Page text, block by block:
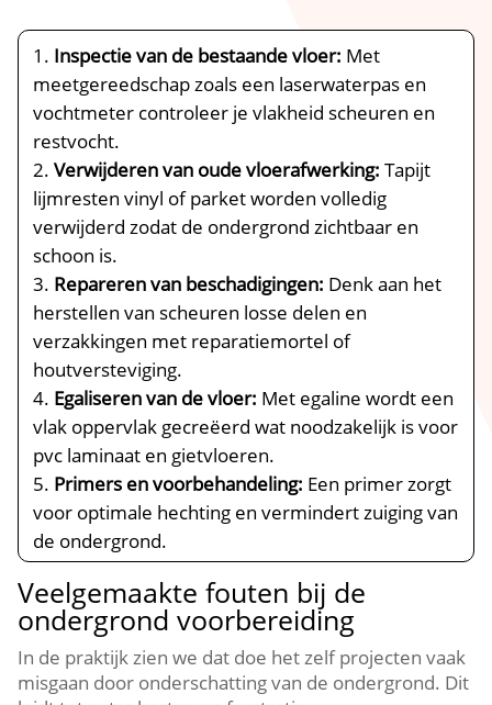
Inspectie van de bestaande vloer: Met
meetgereedschap zoals een laserwaterpas en
vochtmeter controleer je vlakheid scheuren en
restvocht.​
Verwijderen van oude vloerafwerking: Tapijt
lijmresten vinyl of parket worden volledig
verwijderd zodat de ondergrond zichtbaar en
schoon is.​
Repareren van beschadigingen: Denk aan het
herstellen van scheuren losse delen en
verzakkingen met reparatiemortel of
houtversteviging.​
Egaliseren van de vloer: Met egaline wordt een
vlak oppervlak gecreëerd wat noodzakelijk is voor
pvc laminaat en gietvloeren.​
Primers en voorbehandeling: Een primer zorgt
voor optimale hechting en vermindert zuiging van
de ondergrond.​
Veelgemaakte fouten bij de
ondergrond voorbereiding
In de praktijk zien we dat doe het zelf projecten vaak
misgaan door onderschatting van de ondergrond.​ Dit